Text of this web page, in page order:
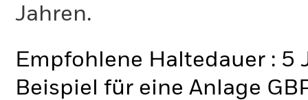
Jahren.
Empfohlene Haltedauer : 5
Beispiel für eine Anlage